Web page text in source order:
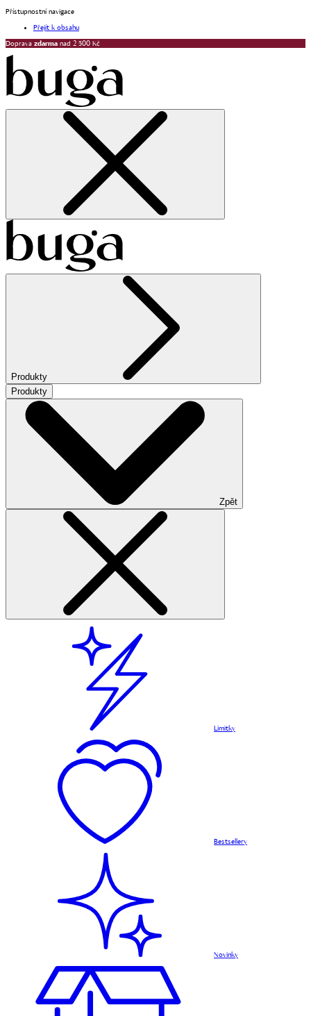
Přístupnostní navigace
Přejít k obsahu
Doprava zdarma nad 2 500 Kč
Produkty
Produkty
Zpět
Limitky
Bestsellery
Novinky